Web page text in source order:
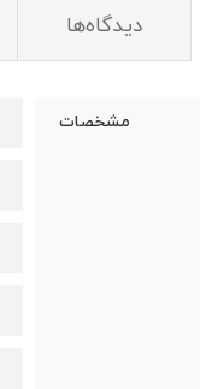
دیدگاه‌ها
مشخصات